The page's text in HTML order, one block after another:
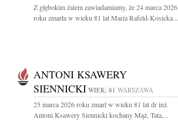
Z głębokim żalem zawiadamiamy, że 24 marca 2026
roku zmarła w wieku 81 lat Maria Rafeld-Kosicka...
ANTONI KSAWERY
SIENNICKI WIEK: 81 WARSZAWA
25 marca 2026 roku zmarł w wieku 81 lat dr inż.
Antoni Ksawery Siennicki kochany Mąż, Tata,...